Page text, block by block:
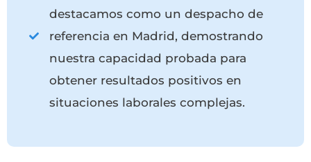
destacamos como un despacho de
referencia en Madrid, demostrando
nuestra capacidad probada para
obtener resultados positivos en
situaciones laborales complejas.